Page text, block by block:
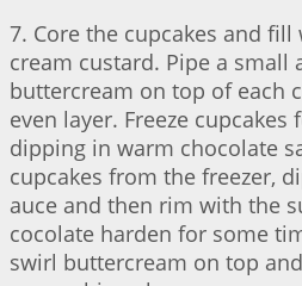
7. Core the cupcakes and
cream custard. Pipe a small
buttercream on top of each
even layer. Freeze
dipping in warm chocolate
cupcakes from the freezer,
auce and then rim with the
cocolate harden for some
swirl buttercream on top